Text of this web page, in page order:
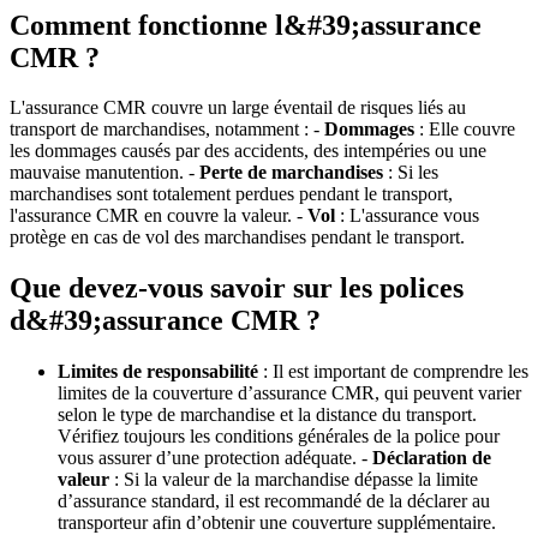
Comment fonctionne l&#39;assurance
CMR ?
L'assurance CMR couvre un large éventail de risques liés au
transport de marchandises, notamment : - Dommages : Elle couvre
les dommages causés par des accidents, des intempéries ou une
mauvaise manutention. - Perte de marchandises : Si les
marchandises sont totalement perdues pendant le transport,
l'assurance CMR en couvre la valeur. - Vol : L'assurance vous
protège en cas de vol des marchandises pendant le transport.
Que devez-vous savoir sur les polices
d&#39;assurance CMR ?
Limites de responsabilité : Il est important de comprendre les
limites de la couverture d’assurance CMR, qui peuvent varier
selon le type de marchandise et la distance du transport.
Vérifiez toujours les conditions générales de la police pour
vous assurer d’une protection adéquate. - Déclaration de
valeur : Si la valeur de la marchandise dépasse la limite
d’assurance standard, il est recommandé de la déclarer au
transporteur afin d’obtenir une couverture supplémentaire.